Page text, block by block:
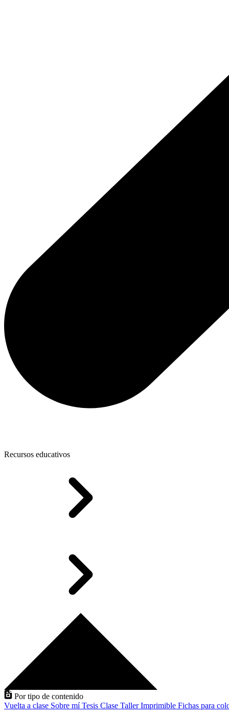
Recursos educativos
Por tipo de contenido
Vuelta a clase Sobre míTesis Clase TallerImprimible Fichas para